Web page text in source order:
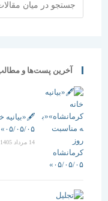
آخرین پست‌ها و مطالب
🖋️«بیانیه خانه
۰۵/۰۵/۰۵»
/ ۰ دیدگاه